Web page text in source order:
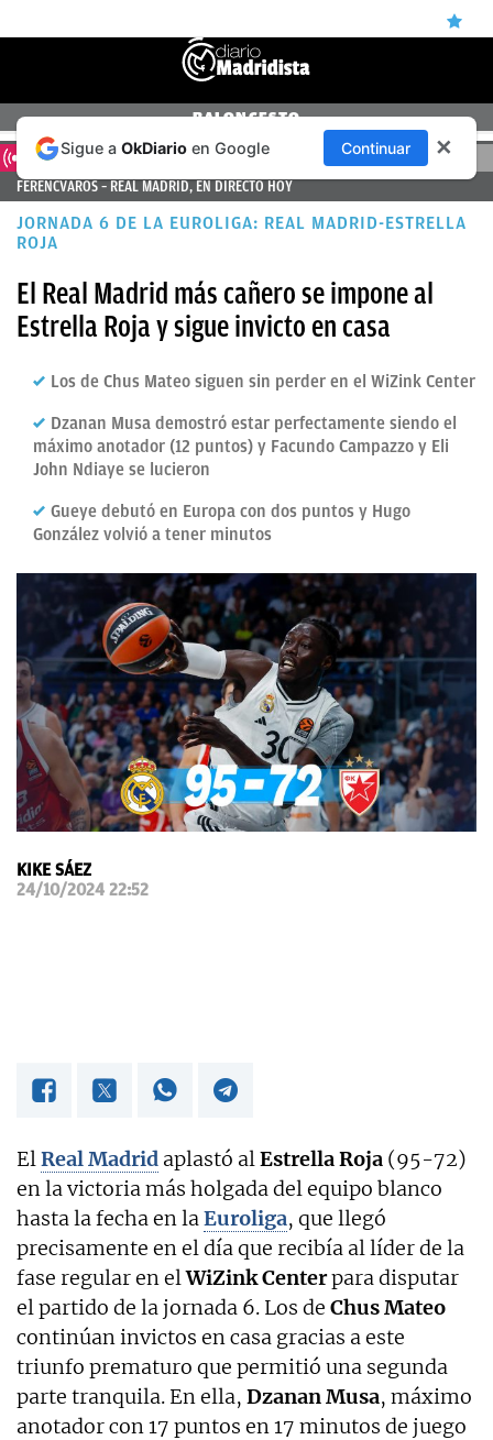
ÚLTIMAS
NOTICIAS
REAL
MADRID
CANTERA
FEMENINO
PAPARAZZI
OKDIARIO
BALONCESTO
DIRECTO
FERENCVAROS – REAL MADRID, EN DIRECTO HOY
JORNADA 6 DE LA EUROLIGA: REAL MADRID-ESTRELLA
ROJA
El Real Madrid más cañero se impone al
Estrella Roja y sigue invicto en casa
Los de Chus Mateo siguen sin perder en el WiZink Center
Dzanan Musa demostró estar perfectamente siendo el
máximo anotador (12 puntos) y Facundo Campazzo y Eli
John Ndiaye se lucieron
Gueye debutó en Europa con dos puntos y Hugo
González volvió a tener minutos
KIKE SÁEZ
24/10/2024 22:52
ElReal Madrid aplastó alEstrella Roja (95-72)
en la victoria más holgada del equipo blanco
hasta la fecha en laEuroliga, que llegó
precisamente en el día que recibía al líder de la
fase regular en elWiZink Centerpara disputar
el partido de la jornada 6. Los de Chus Mateo
continúan invictos en casa gracias a este
triunfo prematuro que permitió una segunda
parte tranquila. En ella, Dzanan Musa, máximo
anotador con 17 puntos en 17 minutos de juego
Sigue a OkDiario en Google Continuar ✕